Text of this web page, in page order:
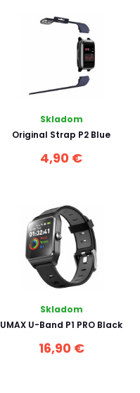
Skladom
Original Strap P2 Blue
4,90 €
Skladom
UMAX U-Band P1 PRO Black
16,90 €